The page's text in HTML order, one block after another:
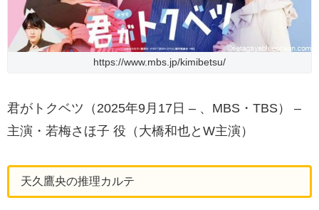
https://www.mbs.jp/kimibetsu/
君がトクベツ（2025年9月17日 – 、MBS・TBS） –
主演・若梅さほ子 役（大橋和也とW主演）
天久鷹央の推理カルテ